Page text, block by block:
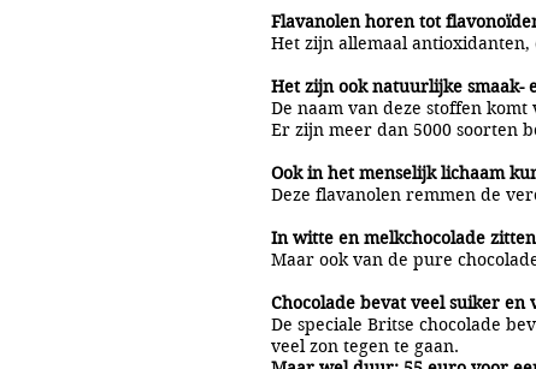
Flavanolen horen tot
Het zijn allemaal
Het zijn ook natuurlijke smaak-
De naam van deze stoffen
Er zijn meer dan 5000 soorten
Ook in het menselijk lichaam
Deze flavanolen remmen de
In witte en melkchocolade
Maar ook van de pure
Chocolade bevat veel suiker en
De speciale Britse chocolade
veel zon tegen te gaan.